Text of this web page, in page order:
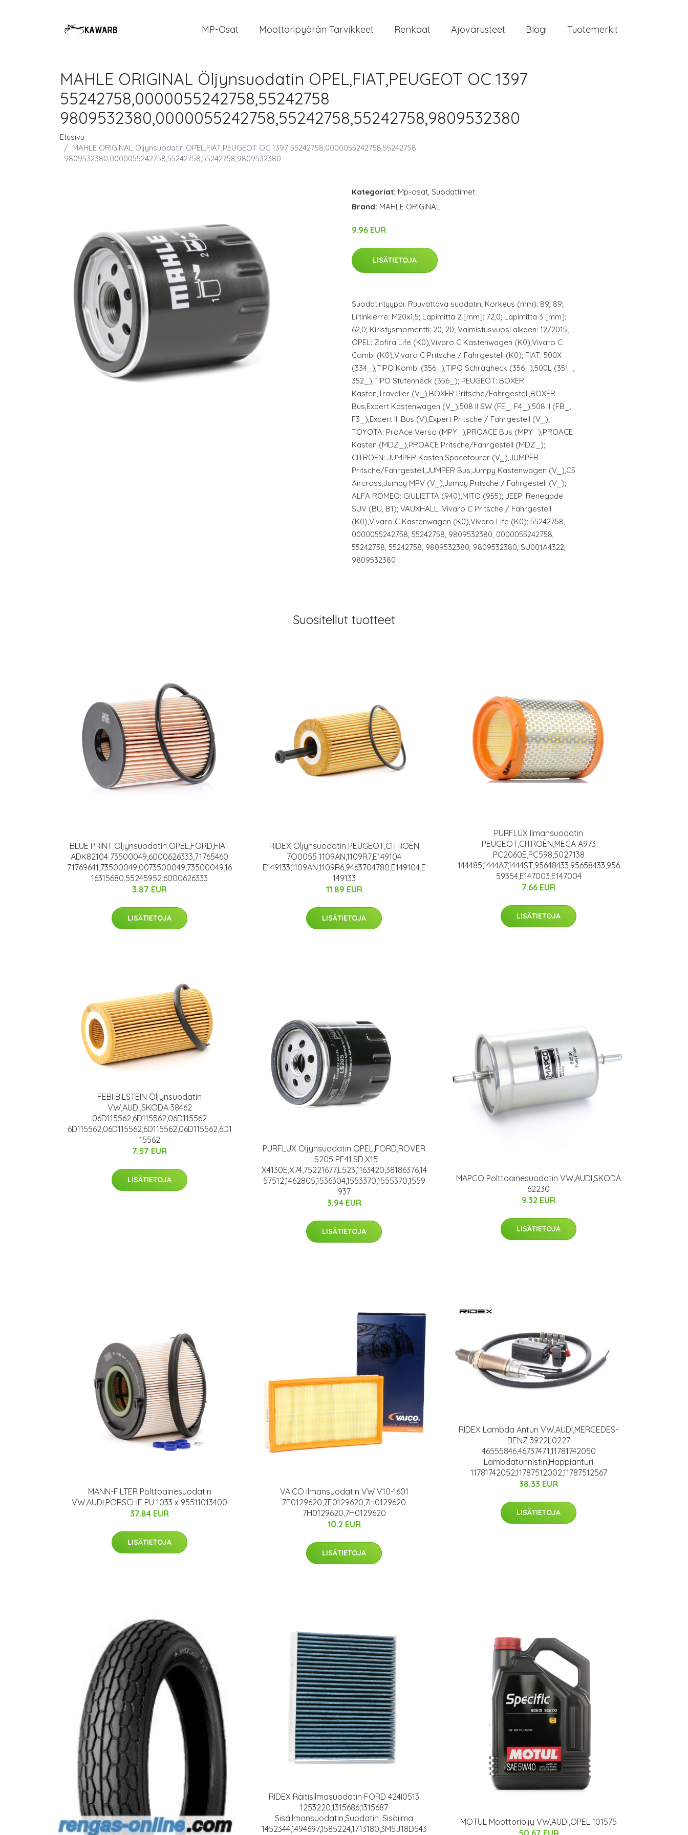
MP-Osat Moottoripyörän Tarvikkeet Renkaat Ajovarusteet Blogi Tuotemerkit
MAHLE ORIGINAL Öljynsuodatin OPEL,FIAT,PEUGEOT OC 1397
55242758,0000055242758,55242758
9809532380,0000055242758,55242758,55242758,9809532380
Etusivu
MAHLE ORIGINAL Öljynsuodatin OPEL,FIAT,PEUGEOT OC 1397 55242758,0000055242758,55242758
9809532380,0000055242758,55242758,55242758,9809532380
Kategoriat: Mp-osat, Suodattimet
Brand: MAHLE ORIGINAL
9.96 EUR
LISÄTIETOJA
Suodatintyyppi: Ruuvattava suodatin; Korkeus (mm): 89, 89;
Liitinkierre: M20x1,5; Läpimitta 2 [mm]: 72,0; Läpimitta 3 [mm]:
62,0; Kiristysmomentti: 20, 20; Valmistusvuosi alkaen: 12/2015;
OPEL: Zafira Life (K0),Vivaro C Kastenwagen (K0),Vivaro C
Combi (K0),Vivaro C Pritsche / Fahrgestell (K0); FIAT: 500X
(334_),TIPO Kombi (356_),TIPO Schrägheck (356_),500L (351_,
352_),TIPO Stufenheck (356_); PEUGEOT: BOXER
Kasten,Traveller (V_),BOXER Pritsche/Fahrgestell,BOXER
Bus,Expert Kastenwagen (V_),508 II SW (FE_, F4_),508 II (FB_,
F3_),Expert III Bus (V),Expert Pritsche / Fahrgestell (V_);
TOYOTA: ProAce Verso (MPY_),PROACE Bus (MPY_),PROACE
Kasten (MDZ_),PROACE Pritsche/Fahrgestell (MDZ_);
CITROËN: JUMPER Kasten,Spacetourer (V_),JUMPER
Pritsche/Fahrgestell,JUMPER Bus,Jumpy Kastenwagen (V_),C5
Aircross,Jumpy MPV (V_),Jumpy Pritsche / Fahrgestell (V_);
ALFA ROMEO: GIULIETTA (940),MITO (955); JEEP: Renegade
SUV (BU, B1); VAUXHALL: Vivaro C Pritsche / Fahrgestell
(K0),Vivaro C Kastenwagen (K0),Vivaro Life (K0); 55242758,
0000055242758, 55242758, 9809532380, 0000055242758,
55242758, 55242758, 9809532380, 9809532380, SU001A4322,
9809532380
Suositellut tuotteet
BLUE PRINT Öljynsuodatin OPEL,FORD,FIAT
ADK82104 73500049,6000626333,71765460
71769641,73500049,0073500049,73500049,16
16315680,55245952,6000626333
3.87 EUR
LISÄTIETOJA
RIDEX Öljynsuodatin PEUGEOT,CITROËN
7O0055 1109AN,1109R7,E149104
E149133,1109AN,1109R6,9463704780,E149104,E
149133
11.89 EUR
LISÄTIETOJA
PURFLUX Ilmansuodatin
PEUGEOT,CITROËN,MEGA A973
PC2060E,PC598,5027138
144485,1444A7,1444ST,95648433,95658433,956
59354,E147003,E147004
7.66 EUR
LISÄTIETOJA
FEBI BILSTEIN Öljynsuodatin
VW,AUDI,SKODA 38462
06D115562,6D115562,06D115562
6D115562,06D115562,6D115562,06D115562,6D1
15562
7.57 EUR
LISÄTIETOJA
PURFLUX Öljynsuodatin OPEL,FORD,ROVER
LS205 PF41,SD,X15
X4130E,X74,75221677,L523,1163420,38186376,14
57512,1462805,1536304,1553370,1555370,1559
937
3.94 EUR
LISÄTIETOJA
MAPCO Polttoainesuodatin VW,AUDI,SKODA
62230
9.32 EUR
LISÄTIETOJA
MANN-FILTER Polttoainesuodatin
VW,AUDI,PORSCHE PU 1033 x 95511013400
37.84 EUR
LISÄTIETOJA
VAICO Ilmansuodatin VW V10-1601
7E0129620,7E0129620,7H0129620
7H0129620,7H0129620
10.2 EUR
LISÄTIETOJA
RIDEX Lambda Anturi VW,AUDI,MERCEDES-
BENZ 3922L0227
46555846,46737471,11781742050
Lambdatunnistin,Happianturi
11781742052,11787512002,11787512567
38.33 EUR
LISÄTIETOJA
RIDEX Raitisilmasuodatin FORD 424I0513
1253220,1315686,1315687
Sisäilmansuodatin,Suodatin, Sisäilma
1452344,1494697,1585224,1713180,3M5J18D543
MOTUL Moottoriöljy VW,AUDI,OPEL 101575
50.67 EUR